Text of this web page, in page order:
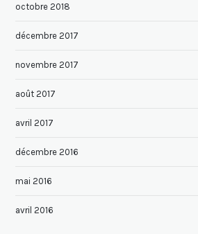
octobre 2018
décembre 2017
novembre 2017
août 2017
avril 2017
décembre 2016
mai 2016
avril 2016